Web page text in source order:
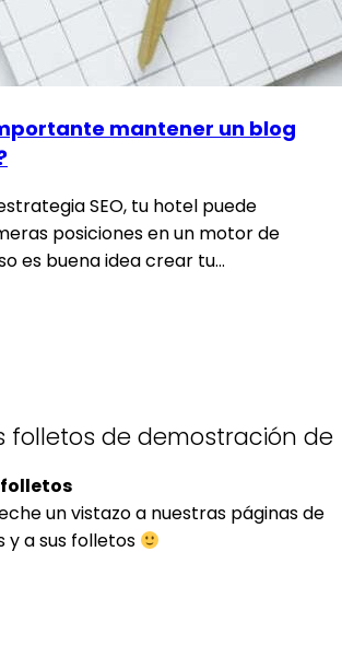
mantener un blog
SEO, tu hotel puede
posiciones en un motor de
es buena idea crear tu…
folletos de demostración de
folletos
un vistazo a nuestras páginas de
y a sus folletos